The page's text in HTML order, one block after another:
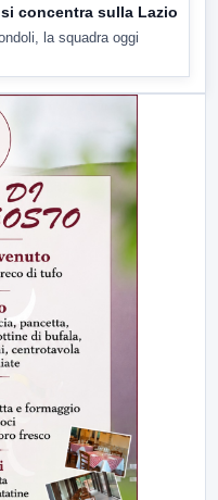
concentra sulla Lazio
la squadra oggi